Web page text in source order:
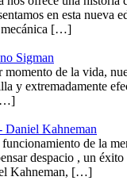
en esta
mecánica […]
Sigman
de la vida,
y extremadamente
Daniel Kahneman
de la
despacio , un
Kahneman, […]